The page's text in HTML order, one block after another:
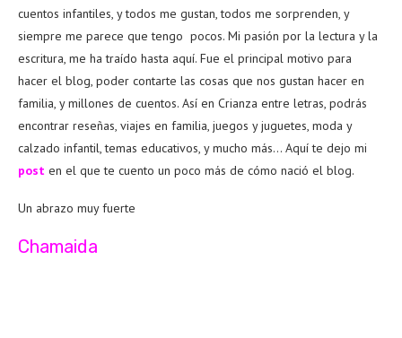
cuentos infantiles, y todos me gustan, todos me sorprenden, y
siempre me parece que tengo pocos. Mi pasión por la lectura y la
escritura, me ha traído hasta aquí. Fue el principal motivo para
hacer el blog, poder contarte las cosas que nos gustan hacer en
familia, y millones de cuentos. Así en Crianza entre letras, podrás
encontrar reseñas, viajes en familia, juegos y juguetes, moda y
calzado infantil, temas educativos, y mucho más… Aquí te dejo mi
post en el que te cuento un poco más de cómo nació el blog.
Un abrazo muy fuerte
Chamaida